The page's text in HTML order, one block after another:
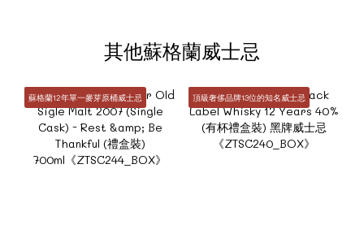
其他蘇格蘭威士忌
蘇格蘭12年單一麥芽原桶威士忌 頂級奢侈品牌13位的知名威士忌